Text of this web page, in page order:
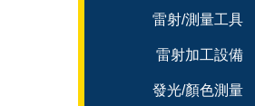
雷射/測量工具
雷射加工設備
發光/顏色測量